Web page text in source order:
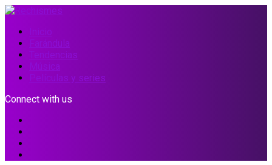
Inicio
Farándula
Tendencias
Música
Películas y series
Connect with us